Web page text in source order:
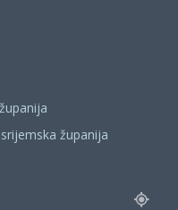
županija